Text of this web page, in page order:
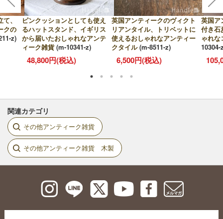
、
クの
z)
ピンクッションとしても使え
るハットスタンド、イギリス
から届いたおしゃれなアンテ
ィーク雑貨 (m-10341-z)
48,800円(税込)
英国アンティークのヴィクト
リアンタイル、トリベットに
使えるおしゃれなアンティー
クタイル (m-8511-z)
6,500円(税込)
英国ア
付き石
ゃれな
10304-
関連カテゴリ
その他アンティーク雑貨
その他アンティーク雑貨 木製